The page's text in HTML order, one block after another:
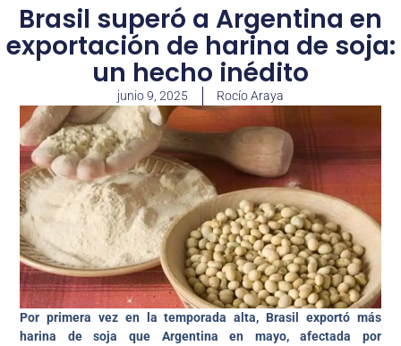
Brasil superó a Argentina en
exportación de harina de soja:
un hecho inédito
junio 9, 2025 Rocío Araya
Por primera vez en la temporada alta, Brasil exportó más
harina de soja que Argentina en mayo, afectada por